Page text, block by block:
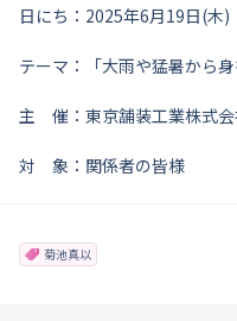
日にち：2025年6月19日(木)
テーマ：「大雨や猛暑から
主 催：東京舗装工業株式
対 象：関係者の皆様
菊池真以